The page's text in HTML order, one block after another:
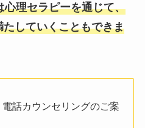
理セラピーを通じて、
していくこともできま
電話カウンセリングのご案